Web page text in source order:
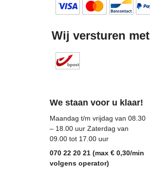
Wij versturen met
We staan voor u klaar!
Maandag t/m vrijdag van 08.30
– 18.00 uur Zaterdag van
09.00 tot 17.00 uur
070 22 20 21 (max € 0,30/min
volgens operator)